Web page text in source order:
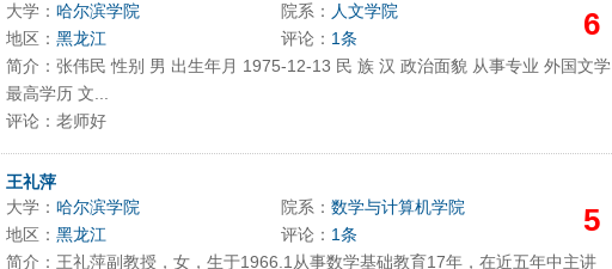
大学： 哈尔滨学院 院系： 人文学院 6
地区： 黑龙江 评论： 1条
简介：张伟民 性别 男 出生年月 1975-12-13 民 族 汉 政治面貌 从事专业 外国文学
最高学历 文...
评论：老师好
王礼萍
大学： 哈尔滨学院 院系： 数学与计算机学院 5
地区： 黑龙江 评论： 1条
简介：王礼萍副教授，女，生于1966.1从事数学基础教育17年，在近五年中主讲